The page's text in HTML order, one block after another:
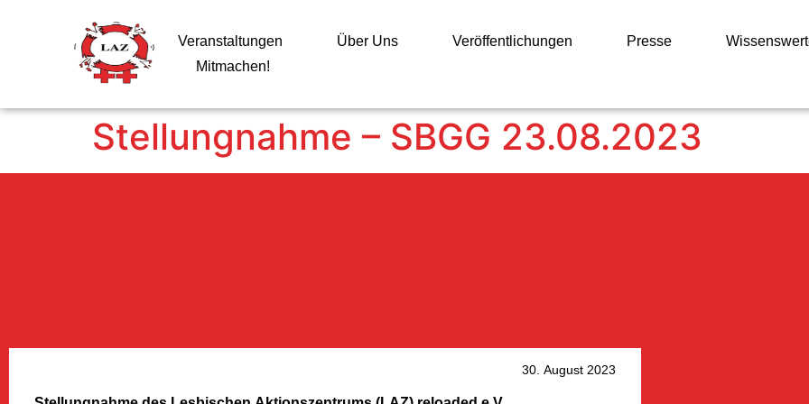
Veranstaltungen Über Uns Veröffentlichungen Presse
Mitmachen!
Stellungnahme – SBGG 23.08.2023
30. August 2023